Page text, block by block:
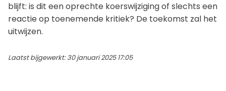
blijft: is dit een oprechte koerswijziging of slechts een
reactie op toenemende kritiek? De toekomst zal het
uitwijzen.
Laatst bijgewerkt: 30 januari 2025 17:05